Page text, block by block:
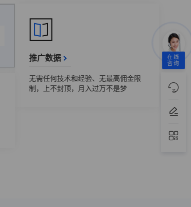
推广数据
无需任何技术和经验、无最高佣金限
制，上不封顶，月入过万不是梦
在线
咨询